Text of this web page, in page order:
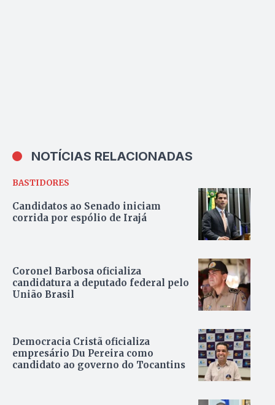
NOTÍCIAS RELACIONADAS
BASTIDORES
Candidatos ao Senado iniciam
corrida por espólio de Irajá
Coronel Barbosa oficializa
candidatura a deputado federal pelo
União Brasil
Democracia Cristã oficializa
empresário Du Pereira como
candidato ao governo do Tocantins